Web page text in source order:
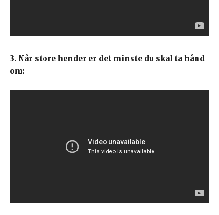
3. Når store hender er det minste du skal ta hånd
om: